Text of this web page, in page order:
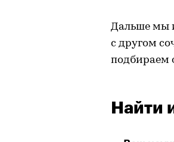
Дальше мы
с другом
подбираем
Найти